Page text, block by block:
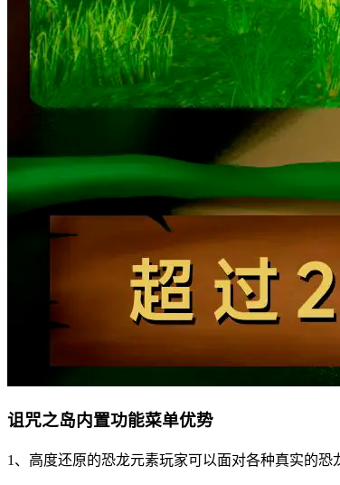
诅咒之岛内置功能菜单优势
1、高度还原的恐龙元素玩家可以面对各种真实的恐